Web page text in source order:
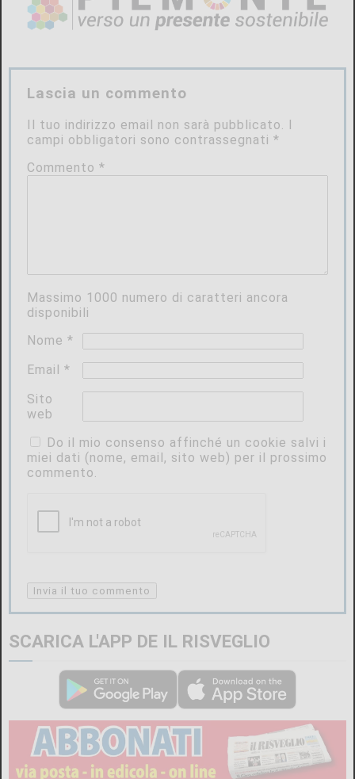
Lascia un commento
Il tuo indirizzo email non sarà pubblicato.
I
campi obbligatori sono contrassegnati*
Commento*
Massimo 1000 numero di caratteri ancora
disponibili
Nome*
Email*
Sito
web
Do il mio consenso affinché un cookie salvi i
miei dati (nome, email, sito web) per il prossimo
commento.
SCARICA L'APP DE IL RISVEGLIO